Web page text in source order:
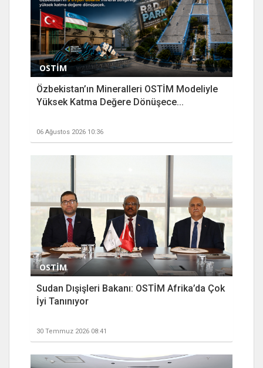
OSTİM
Özbekistan’ın Mineralleri OSTİM Modeliyle
Yüksek Katma Değere Dönüşece...
06 Ağustos 2026 10:36
OSTİM
Sudan Dışişleri Bakanı: OSTİM Afrika’da Çok
İyi Tanınıyor
30 Temmuz 2026 08:41